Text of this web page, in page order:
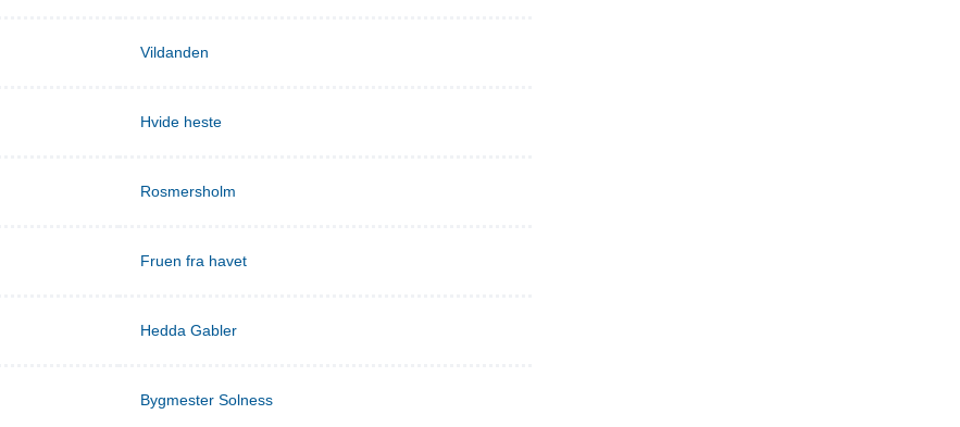
Vildanden
Hvide heste
Rosmersholm
Fruen fra havet
Hedda Gabler
Bygmester Solness